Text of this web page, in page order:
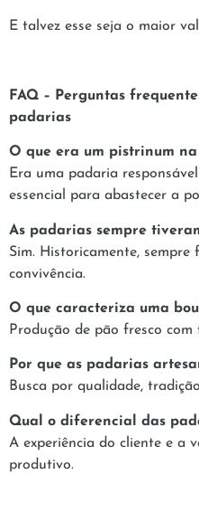
E talvez esse seja o maior
FAQ – Perguntas
padarias
O que era um pistrinum
Era uma padaria
essencial para abastecer a
As padarias sempre
Sim. Historicamente,
convivência.
O que caracteriza uma
Produção de pão fresco
Por que as padarias
Busca por qualidade,
Qual o diferencial das
A experiência do cliente e a
produtivo.